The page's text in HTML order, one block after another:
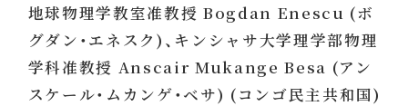
地球物理学教室准教授 Bogdan Enescu (ボ
グダン・エネスク)、キンシャサ大学理学部物理
学科准教授 Anscair Mukange Besa (アン
スケール・ムカンゲ・ベサ) (コンゴ民主共和国)